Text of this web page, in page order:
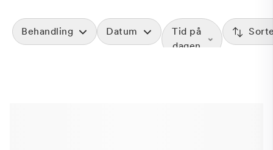
Behandling Datum
Tid på
dagen